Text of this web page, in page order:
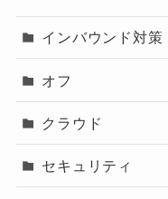
インバウンド対策
オフ
クラウド
セキュリティ